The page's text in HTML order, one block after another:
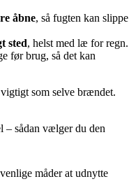
åbne, så fugten kan slippe
sted, helst med læ for regn.
før brug, så det kan
som selve brændet.
– sådan vælger du den
måder at udnytte